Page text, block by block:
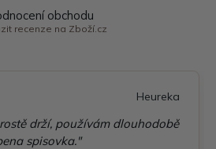
obchodu
recenze na Zboží.cz
Heureka
drží, používám dlouhodobě
spisovka."